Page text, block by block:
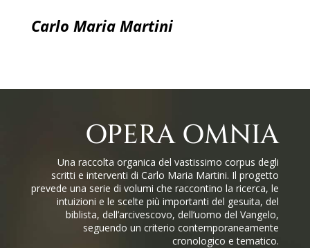
Carlo Maria Martini
OPERA OMNIA
Una raccolta organica del vastissimo corpus degli
scritti e interventi di Carlo Maria Martini. Il progetto
prevede una serie di volumi che raccontino la ricerca, le
intuizioni e le scelte più importanti del gesuita, del
biblista, dell’arcivescovo, dell’uomo del Vangelo,
seguendo un criterio contemporaneamente
cronologico e tematico.